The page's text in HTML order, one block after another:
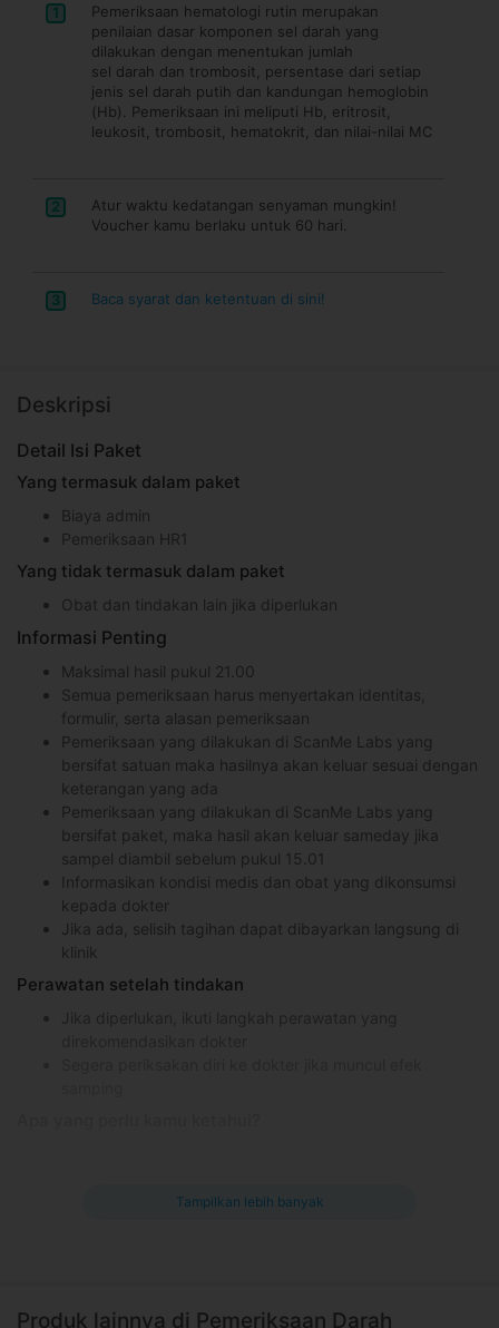
1
Pemeriksaan hematologi rutin merupakan
penilaian dasar komponen sel darah yang
dilakukan dengan menentukan jumlah
sel darah dan trombosit, persentase dari setiap
jenis sel darah putih dan kandungan hemoglobin
(Hb). Pemeriksaan ini meliputi Hb, eritrosit,
leukosit, trombosit, hematokrit, dan nilai-nilai MC
2
Atur waktu kedatangan senyaman mungkin!
Voucher kamu berlaku untuk 60 hari.
3 Baca syarat dan ketentuan di sini!
Deskripsi
Detail Isi Paket
Yang termasuk dalam paket
Biaya admin
Pemeriksaan HR1
Yang tidak termasuk dalam paket
Obat dan tindakan lain jika diperlukan
Informasi Penting
Maksimal hasil pukul 21.00
Semua pemeriksaan harus menyertakan identitas,
formulir, serta alasan pemeriksaan
Pemeriksaan yang dilakukan di ScanMe Labs yang
bersifat satuan maka hasilnya akan keluar sesuai dengan
keterangan yang ada
Pemeriksaan yang dilakukan di ScanMe Labs yang
bersifat paket, maka hasil akan keluar sameday jika
sampel diambil sebelum pukul 15.01
Informasikan kondisi medis dan obat yang dikonsumsi
kepada dokter
Jika ada, selisih tagihan dapat dibayarkan langsung di
klinik
Perawatan setelah tindakan
Medical check up dianjurkan secara berkala untuk
Tampilkan lebih banyak
Produk lainnya di Pemeriksaan Darah